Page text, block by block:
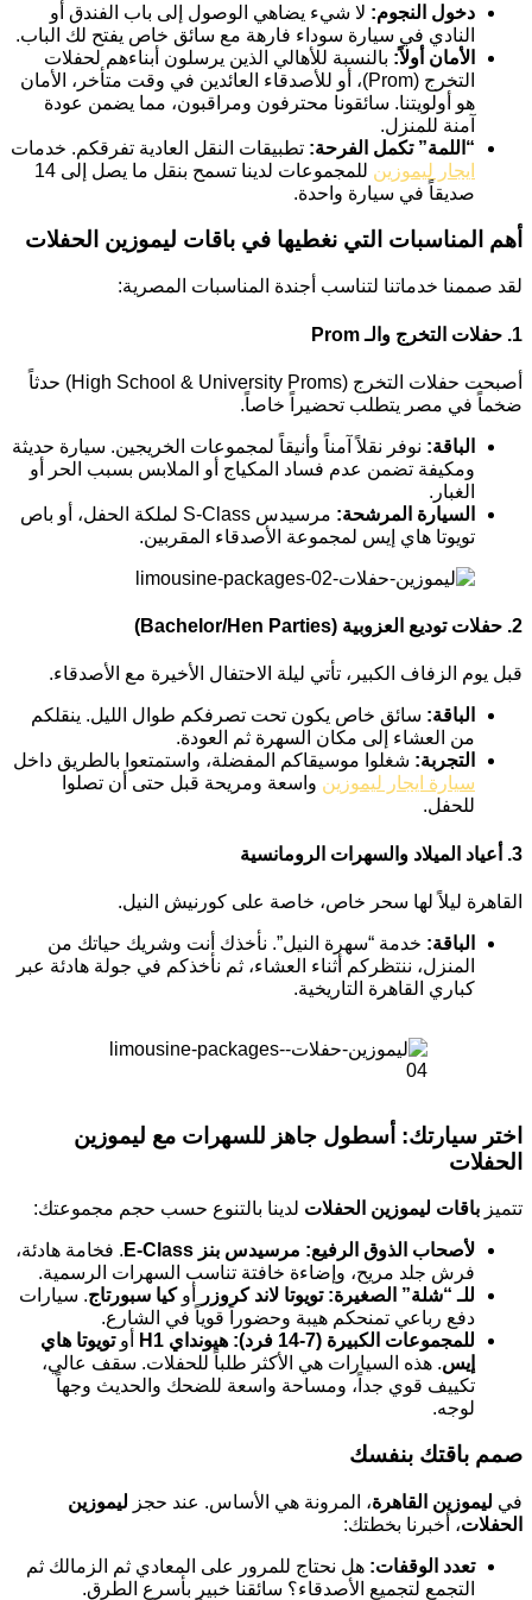
دخول النجوم: لا شيء يضاهي الوصول إلى باب الفندق أو
النادي في سيارة سوداء فارهة مع سائق خاص يفتح لك الباب.
الأمان أولاً: بالنسبة للأهالي الذين يرسلون أبناءهم لحفلات
التخرج (Prom)، أو للأصدقاء العائدين في وقت متأخر، الأمان
هو أولويتنا. سائقونا محترفون ومراقبون، مما يضمن عودة
آمنة للمنزل.
“اللمة” تكمل الفرحة: تطبيقات النقل العادية تفرقكم. خدمات
ايجار ليموزين
للمجموعات لدينا تسمح بنقل ما يصل إلى 14
صديقاً في سيارة واحدة.
أهم المناسبات التي نغطيها في باقات ليموزين الحفلات
لقد صممنا خدماتنا لتناسب أجندة المناسبات المصرية:
1. حفلات التخرج والـ Prom
أصبحت حفلات التخرج (High School & University Proms) حدثاً
ضخماً في مصر يتطلب تحضيراً خاصاً.
الباقة: نوفر نقلاً آمناً وأنيقاً لمجموعات الخريجين. سيارة حديثة
ومكيفة تضمن عدم فساد المكياج أو الملابس بسبب الحر أو
الغبار.
السيارة المرشحة:
مرسيدس S-Class لملكة الحفل، أو باص
تويوتا هاي إيس لمجموعة الأصدقاء المقربين.
2. حفلات توديع العزوبية (Bachelor/Hen Parties)
قبل يوم الزفاف الكبير، تأتي ليلة الاحتفال الأخيرة مع الأصدقاء.
الباقة: سائق خاص يكون تحت تصرفكم طوال الليل. ينقلكم
من العشاء إلى مكان السهرة ثم العودة.
التجربة: شغلوا موسيقاكم المفضلة، واستمتعوا بالطريق داخل
سيارة ايجار ليموزين واسعة ومريحة قبل حتى أن تصلوا
للحفل.
3. أعياد الميلاد والسهرات الرومانسية
القاهرة ليلاً لها سحر خاص، خاصة على كورنيش النيل.
الباقة: خدمة “سهرة النيل”. نأخذك أنت وشريك حياتك من
المنزل، ننتظركم أثناء العشاء، ثم نأخذكم في جولة هادئة عبر
كباري القاهرة التاريخية.
اختر سيارتك: أسطول جاهز للسهرات مع ليموزين
الحفلات
تتميز باقات ليموزين الحفلات لدينا بالتنوع حسب حجم مجموعتك:
لأصحاب الذوق الرفيع: مرسيدس بنز E-Class
. فخامة هادئة،
فرش جلد مريح، وإضاءة خافتة تناسب السهرات الرسمية.
للـ “شلة” الصغيرة: تويوتا لاند كروزر أوكيا سبورتاج. سيارات
دفع رباعي تمنحكم هيبة وحضوراً قوياً في الشارع.
للمجموعات الكبيرة (7-14 فرد):
هيونداي H1 أوتويوتا هاي
إيس. هذه السيارات هي الأكثر طلباً للحفلات. سقف عالي،
تكييف قوي جداً، ومساحة واسعة للضحك والحديث وجهاً
لوجه.
صمم باقتك بنفسك
في ليموزين القاهرة، المرونة هي الأساس. عند حجز ليموزين
الحفلات، أخبرنا بخطتك:
تعدد الوقفات: هل نحتاج للمرور على المعادي ثم الزمالك ثم
التجمع لتجميع الأصدقاء؟ سائقنا خبير بأسرع الطرق.